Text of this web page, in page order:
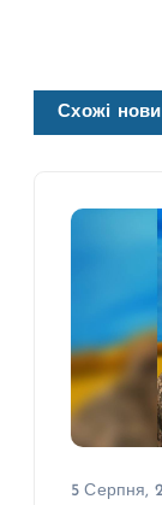
Схожі
5 Серпня,